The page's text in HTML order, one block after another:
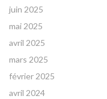
juin 2025
mai 2025
avril 2025
mars 2025
février 2025
avril 2024